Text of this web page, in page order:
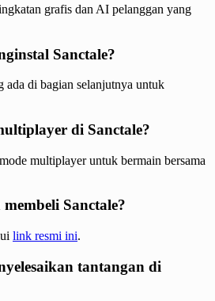
grafis dan AI pelanggan yang
Sanctale?
di bagian selanjutnya untuk
di Sanctale?
multiplayer untuk bermain bersama
Sanctale?
link resmi ini.
tantangan di